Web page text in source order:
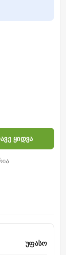
ყიდვა
უფასო